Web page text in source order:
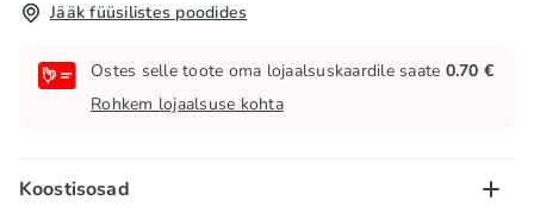
Jääk füüsilistes poodides
Ostes selle toote oma lojaalsuskaardile saate 0.70 €
Rohkem lojaalsuse kohta
Koostisosad